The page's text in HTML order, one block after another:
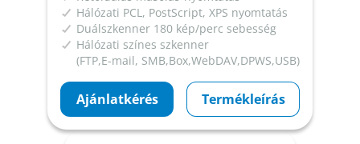
Hálózati PCL, PostScript, XPS nyomtatás
Duálszkenner 180 kép/perc sebesség
Hálózati színes szkenner
(FTP,E-mail, SMB,Box,WebDAV,DPWS,USB)
Ajánlatkérés Termékleírás